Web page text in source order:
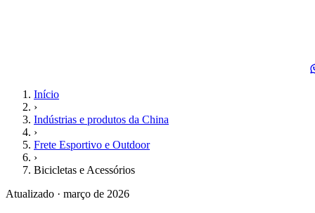
Início
›
Indústrias e produtos da China
›
Frete Esportivo e Outdoor
›
Bicicletas e Acessórios
Atualizado · março de 2026